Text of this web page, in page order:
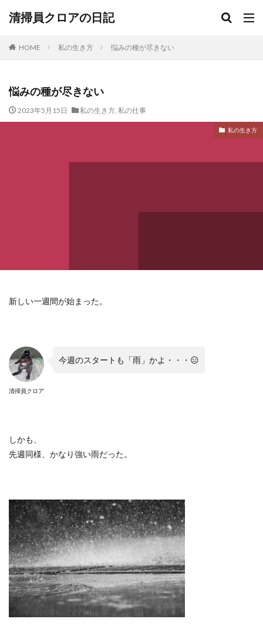
清掃員クロアの日記
HOME 私の生き方 悩みの種が尽きない
悩みの種が尽きない
2023年5月15日 私の生き方, 私の仕事
私の生き方
新しい一週間が始まった。
清掃員クロア
今週のスタートも「雨」かよ・・・ 😑
しかも、
先週同様、かなり強い雨だった。